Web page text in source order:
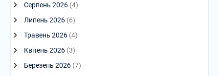
Серпень 2026(4)
Липень 2026(6)
Травень 2026(4)
Квітень 2026(3)
Березень 2026(7)